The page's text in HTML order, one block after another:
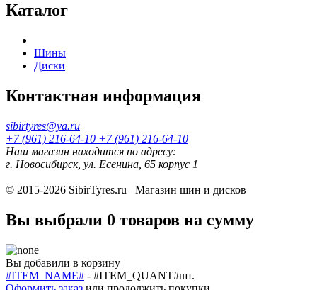
Каталог
Шины
Диски
Контактная информация
sibirtyres@ya.ru
+7 (961) 216-64-10 +7 (961) 216-64-10
Наш магазин находится по адресу:
г. Новосибирск, ул. Есенина, 65 корпус 1
© 2015-2026 SibirTyres.ru Магазин шин и дисков
Вы выбрали 0 товаров на сумму
Вы добавили в корзину
#ITEM_NAME# - #ITEM_QUANT#шт.